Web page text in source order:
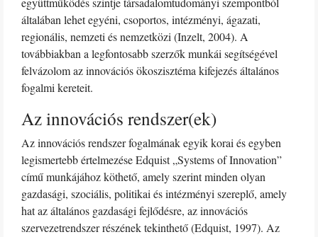
általában lehet egyéni, csoportos, intézményi, ágazati,
regionális, nemzeti és nemzetközi (Inzelt, 2004). A
továbbiakban a legfontosabb szerzők munkái segítségével
felvázolom az innovációs ökoszisztéma kifejezés általános
fogalmi kereteit.
Az innovációs rendszer(ek)
Az innovációs rendszer fogalmának egyik korai és egyben
legismertebb értelmezése Edquist „Systems of Innovation”
című munkájához köthető, amely szerint minden olyan
gazdasági, szociális, politikai és intézményi szereplő, amely
hat az általános gazdasági fejlődésre, az innovációs
szervezetrendszer részének tekinthető (Edquist, 1997). Az